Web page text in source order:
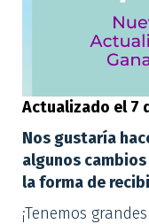
Actualizado el 7
Nos gustaría
algunos
la forma de
¡Tenemos